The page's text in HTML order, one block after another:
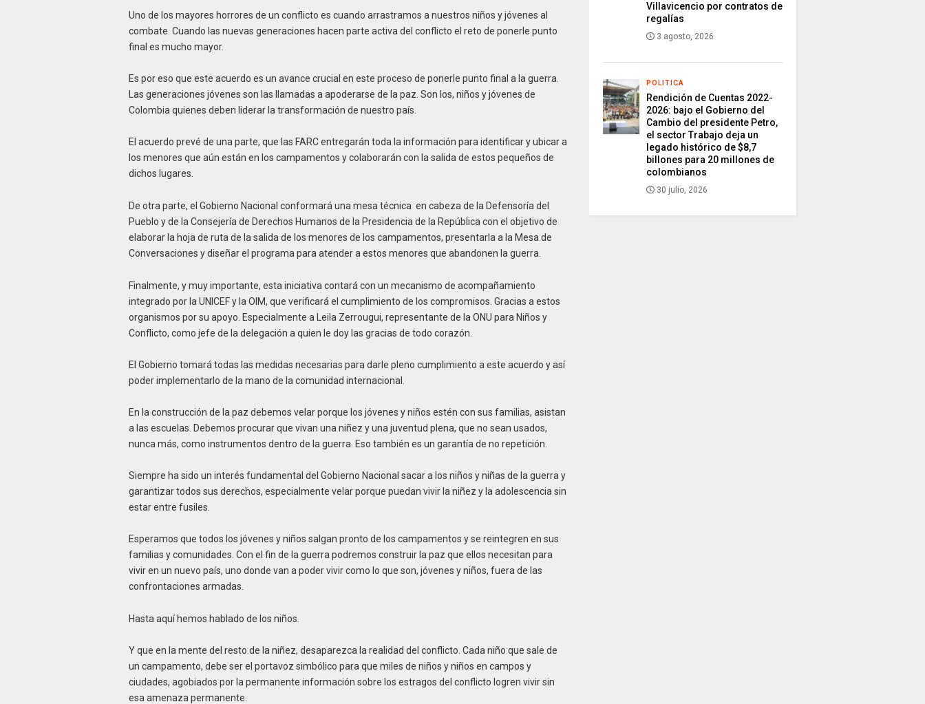
Uno de los mayores horrores de un conflicto es cuando arrastramos a nuestros niños y jóvenes al
combate. Cuando las nuevas generaciones hacen parte activa del conflicto el reto de ponerle punto
final es mucho mayor.
Es por eso que este acuerdo es un avance crucial en este proceso de ponerle punto final a la guerra.
Las generaciones jóvenes son las llamadas a apoderarse de la paz. Son los, niños y jóvenes de
Colombia quienes deben liderar la transformación de nuestro país.
El acuerdo prevé de una parte, que las FARC entregarán toda la información para identificar y ubicar a
los menores que aún están en los campamentos y colaborarán con la salida de estos pequeños de
dichos lugares.
De otra parte, el Gobierno Nacional conformará una mesa técnica en cabeza de la Defensoría del
Pueblo y de la Consejería de Derechos Humanos de la Presidencia de la República con el objetivo de
elaborar la hoja de ruta de la salida de los menores de los campamentos, presentarla a la Mesa de
Conversaciones y diseñar el programa para atender a estos menores que abandonen la guerra.
Finalmente, y muy importante, esta iniciativa contará con un mecanismo de acompañamiento
integrado por la UNICEF y la OIM, que verificará el cumplimiento de los compromisos. Gracias a estos
organismos por su apoyo. Especialmente a Leila Zerrougui, representante de la ONU para Niños y
Conflicto, como jefe de la delegación a quien le doy las gracias de todo corazón.
El Gobierno tomará todas las medidas necesarias para darle pleno cumplimiento a este acuerdo y así
poder implementarlo de la mano de la comunidad internacional.
En la construcción de la paz debemos velar porque los jóvenes y niños estén con sus familias, asistan
a las escuelas. Debemos procurar que vivan una niñez y una juventud plena, que no sean usados,
nunca más, como instrumentos dentro de la guerra. Eso también es un garantía de no repetición.
Siempre ha sido un interés fundamental del Gobierno Nacional sacar a los niños y niñas de la guerra y
garantizar todos sus derechos, especialmente velar porque puedan vivir la niñez y la adolescencia sin
estar entre fusiles.
Esperamos que todos los jóvenes y niños salgan pronto de los campamentos y se reintegren en sus
familias y comunidades. Con el fin de la guerra podremos construir la paz que ellos necesitan para
vivir en un nuevo país, uno donde van a poder vivir como lo que son, jóvenes y niños, fuera de las
confrontaciones armadas.
Hasta aquí hemos hablado de los niños.
Y que en la mente del resto de la niñez, desaparezca la realidad del conflicto. Cada niño que sale de
un campamento, debe ser el portavoz simbólico para que miles de niños y niños en campos y
ciudades, agobiados por la permanente información sobre los estragos del conflicto logren vivir sin
esa amenaza permanente.
Villavicencio por contratos de
regalías
3 agosto, 2026
POLITICA
Rendición de Cuentas 2022-
2026: bajo el Gobierno del
Cambio del presidente Petro,
el sector Trabajo deja un
legado histórico de $8,7
billones para 20 millones de
colombianos
30 julio, 2026